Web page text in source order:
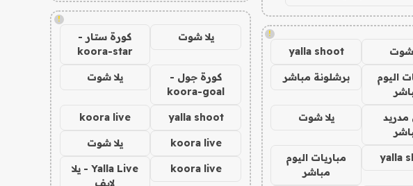
!
شوت yalla shoot
اليوم
برشلونة مباشر
مدريد
يلا شوت
yalla
مباريات اليوم
مباشر
!
يلا شوت
كورة ستار -
koora-star
كورة جول -
koora-goal
يلا شوت
yalla shoot
koora live
koora live يلا شوت
koora live
Yalla Live - يلا
لايف